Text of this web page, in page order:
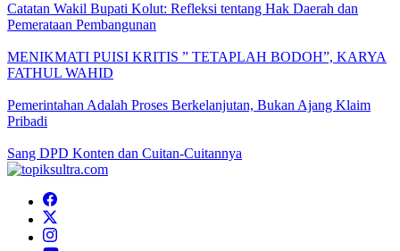
Catatan Wakil Bupati Kolut: Refleksi tentang Hak Daerah dan
Pemerataan Pembangunan
MENIKMATI PUISI KRITIS ” TETAPLAH BODOH”, KARYA
FATHUL WAHID
Pemerintahan Adalah Proses Berkelanjutan, Bukan Ajang Klaim
Pribadi
Sang DPD Konten dan Cuitan-Cuitannya